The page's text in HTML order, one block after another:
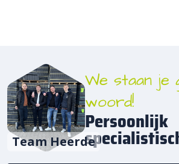
Team Heerde
We staan je
woord!
Persoonlijk